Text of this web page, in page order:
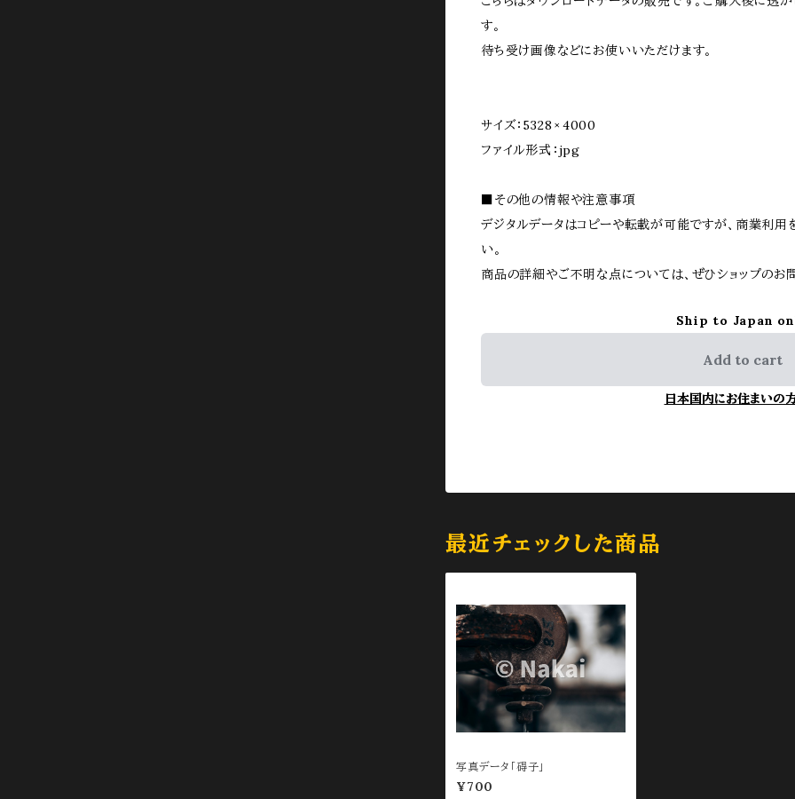
す。
待ち受け画像などにお使いいただけます。
サイズ：5328 × 4000
ファイル形式：jpg
■その他の情報や注意事項
デジタルデータはコピーや転載が可能ですが、商業利
い。
商品の詳細やご不明な点については、ぜひショップのお
Ship to Japan
Add to cart
日本国内にお住まいの
最近チェックした商品
写真データ「碍子」
¥700